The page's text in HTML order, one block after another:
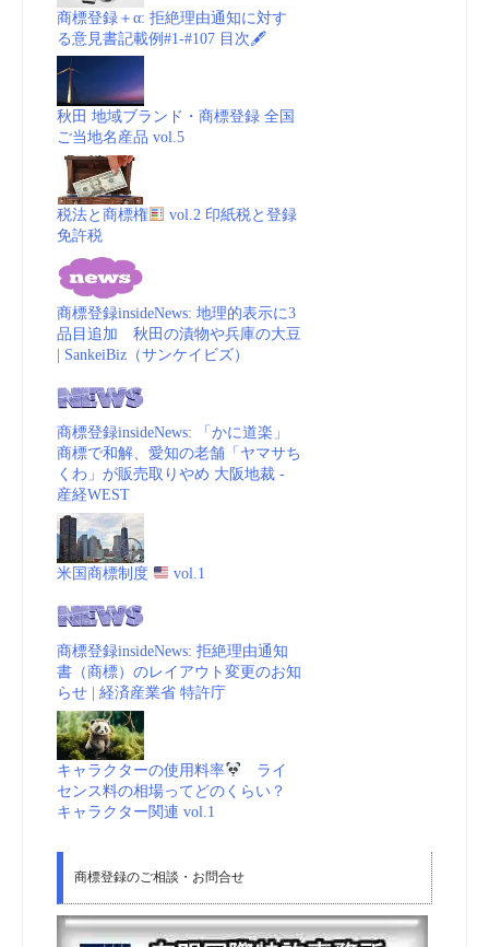
商標登録＋α: 拒絶理由通知に対す
る意見書記載例#1-#107 目次🖋
秋田 地域ブランド・商標登録 全国
ご当地名産品 vol.5
税法と商標権
vol.2 印紙税と登録
免許税
商標登録insideNews: 地理的表示に3
品目追加 秋田の漬物や兵庫の大豆
| SankeiBiz（サンケイビズ）
商標登録insideNews: 「かに道楽」
商標で和解、愛知の老舗「ヤマサち
くわ」が販売取りやめ 大阪地裁 -
産経WEST
米国商標制度 vol.1
商標登録insideNews: 拒絶理由通知
書（商標）のレイアウト変更のお知
らせ | 経済産業省 特許庁
キャラクターの使用料率
ライ
センス料の相場ってどのくらい？
キャラクター関連 vol.1
商標登録のご相談・お問合せ